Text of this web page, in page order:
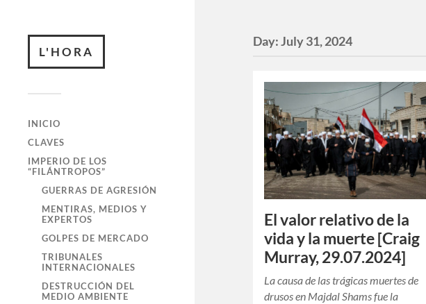
L'HORA
INICIO
CLAVES
IMPERIO DE LOS
“FILÁNTROPOS”
GUERRAS DE AGRESIÓN
MENTIRAS, MEDIOS Y
EXPERTOS
GOLPES DE MERCADO
TRIBUNALES
INTERNACIONALES
DESTRUCCIÓN DEL
MEDIO AMBIENTE
Day:July 31, 2024
El valor relativo de la
vida y la muerte [Craig
Murray, 29.07.2024]
La causa de las trágicas muertes de
drusos en Majdal Shams fue la